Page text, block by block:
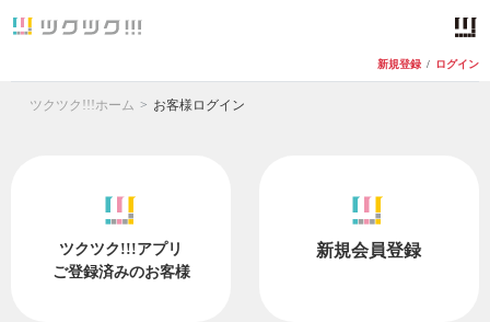
新規登録 / ログイン
ツクツク!!!ホーム お客様ログイン
ツクツク!!!アプリ
ご登録済みのお客様
新規会員登録